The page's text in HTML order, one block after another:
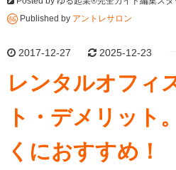
Published by アントレサロン
2017-12-27 2025-12-23
レンタルオフィ
ト・デメリット
くにおすすめ！